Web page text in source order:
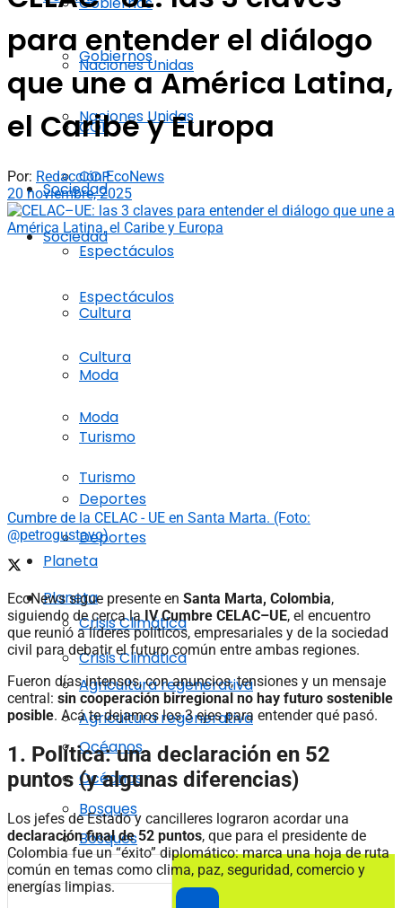
Naciones Unidas
COP
Sociedad
Espectáculos
Cultura
Moda
Turismo
Deportes
Planeta
Crisis Climática
Agricultura regenerativa
Océanos
Bosques
Gobiernos
Naciones Unidas
COP
Sociedad
Espectáculos
Cultura
Moda
Turismo
Deportes
Planeta
Crisis Climática
Agricultura regenerativa
Océanos
Bosques
para entender el diálogo
que une a América Latina,
el Caribe y Europa
Por: Redacción EcoNews
20 noviembre, 2025
Cumbre de la CELAC - UE en Santa Marta. (Foto:
@petrogustavo)
EcoNews sigue presente en Santa Marta, Colombia,
siguiendo de cerca laIV Cumbre CELAC–UE, el encuentro
que reunió a líderes políticos, empresariales y de la sociedad
civil para debatir el futuro común entre ambas regiones.
Fueron días intensos, con anuncios, tensiones y un mensaje
central: sin cooperación birregional no hay futuro sostenible
posible. Acá te dejamos los 3 ejes para entender qué pasó.
1. Política: una declaración en 52
puntos (y algunas diferencias)
Los jefes de Estado y cancilleres lograron acordar una
declaración final de 52 puntos, que para el presidente de
Colombia fue un “éxito” diplomático: marca una hoja de ruta
común en temas como clima, paz, seguridad, comercio y
energías limpias.